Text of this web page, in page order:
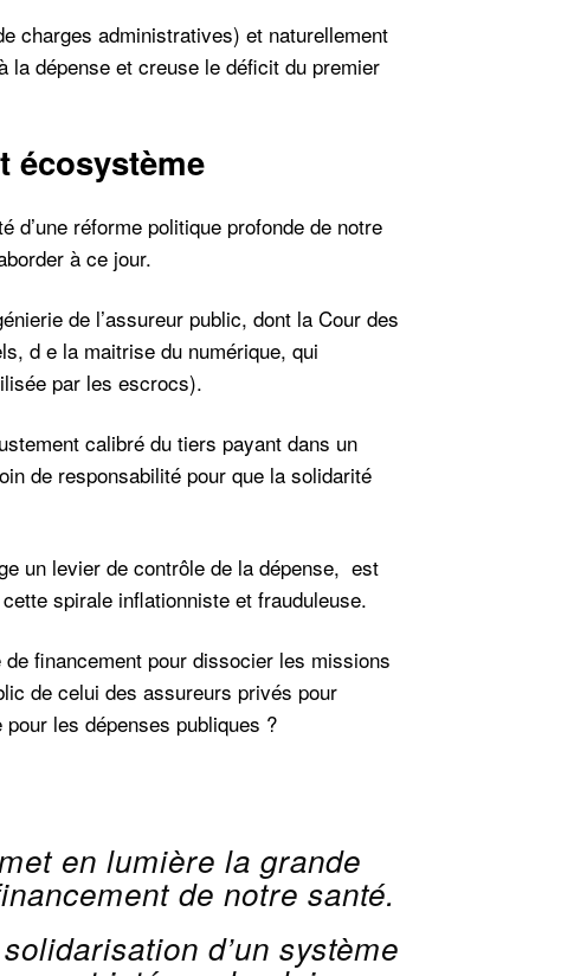
charges administratives) et naturellement
la dépense et creuse le déficit du premier
écosystème
d’une réforme politique profonde de notre
à ce jour.
de l’assureur public, dont la Cour des
d e la maitrise du numérique, qui
par les escrocs).
calibré du tiers payant dans un
de responsabilité pour que la solidarité
un levier de contrôle de la dépense, est
spirale inflationniste et frauduleuse.
financement pour dissocier les missions
de celui des assureurs privés pour
les dépenses publiques ?
en lumière la grande
de notre santé.
d’un système